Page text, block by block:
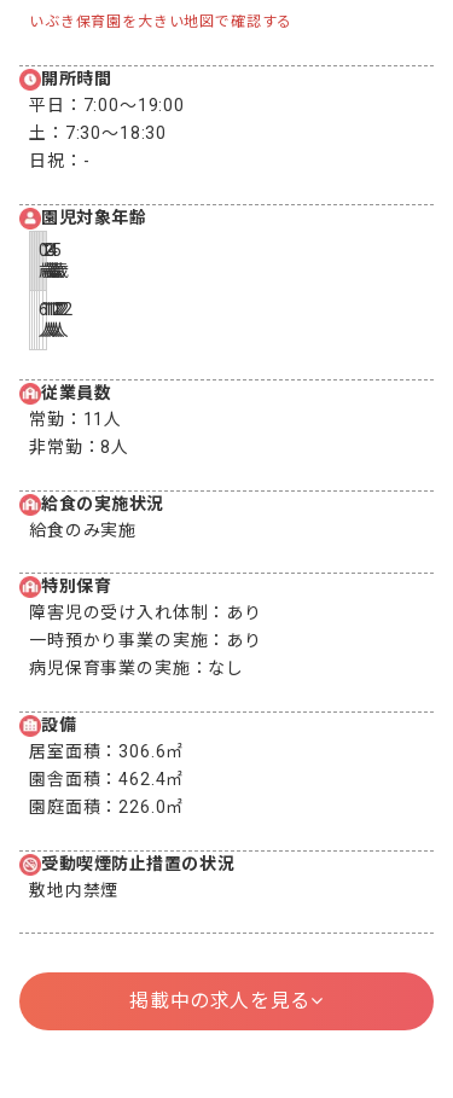
いぶき保育園を大きい地図で確認する
開所時間
平日： 7:00〜19:00
土： 7:30〜18:30
日祝： -
園児対象年齢
0
歳
1
歳
2
歳
3
歳
4
歳
5
歳
6
人
12
人
12
人
12
人
12
人
12
人
従業員数
常勤： 11人
非常勤：8人
給食の実施状況
給食のみ実施
特別保育
障害児の受け入れ体制： あり
一時預かり事業の実施： あり
病児保育事業の実施： なし
設備
居室面積：306.6㎡
園舎面積：462.4㎡
園庭面積：226.0㎡
受動喫煙防止措置の状況
敷地内禁煙
掲載中の求人を見る